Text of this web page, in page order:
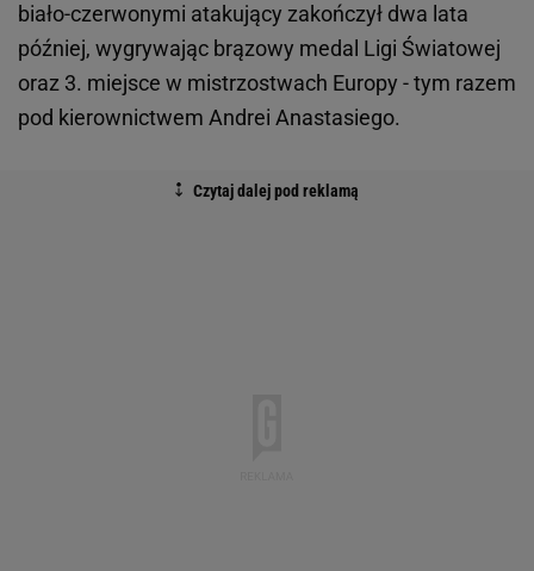
biało-czerwonymi atakujący zakończył dwa lata
później, wygrywając brązowy medal Ligi Światowej
oraz 3. miejsce w mistrzostwach Europy - tym razem
pod kierownictwem Andrei Anastasiego.